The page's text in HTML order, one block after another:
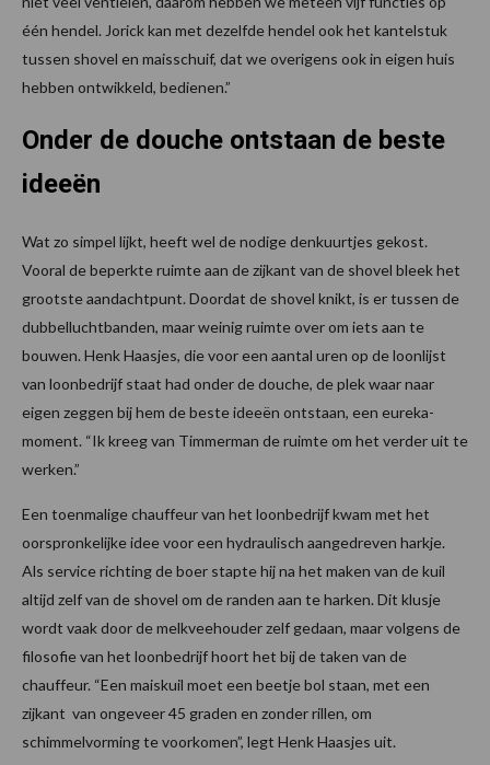
één hendel. Jorick kan met dezelfde hendel ook het kantelstuk
tussen shovel en maisschuif, dat we overigens ook in eigen huis
hebben ontwikkeld, bedienen.”
Onder de douche ontstaan de beste
ideeën
Wat zo simpel lijkt, heeft wel de nodige denkuurtjes gekost.
Vooral de beperkte ruimte aan de zijkant van de shovel bleek het
grootste aandachtpunt. Doordat de shovel knikt, is er tussen de
dubbelluchtbanden, maar weinig ruimte over om iets aan te
bouwen. Henk Haasjes, die voor een aantal uren op de loonlijst
van loonbedrijf staat had onder de douche, de plek waar naar
eigen zeggen bij hem de beste ideeën ontstaan, een eureka-
moment. “Ik kreeg van Timmerman de ruimte om het verder uit te
werken.”
Een toenmalige chauffeur van het loonbedrijf kwam met het
oorspronkelijke idee voor een hydraulisch aangedreven harkje.
Als service richting de boer stapte hij na het maken van de kuil
altijd zelf van de shovel om de randen aan te harken. Dit klusje
wordt vaak door de melkveehouder zelf gedaan, maar volgens de
filosofie van het loonbedrijf hoort het bij de taken van de
chauffeur. “Een maiskuil moet een beetje bol staan, met een
zijkant van ongeveer 45 graden en zonder rillen, om
schimmelvorming te voorkomen”, legt Henk Haasjes uit.